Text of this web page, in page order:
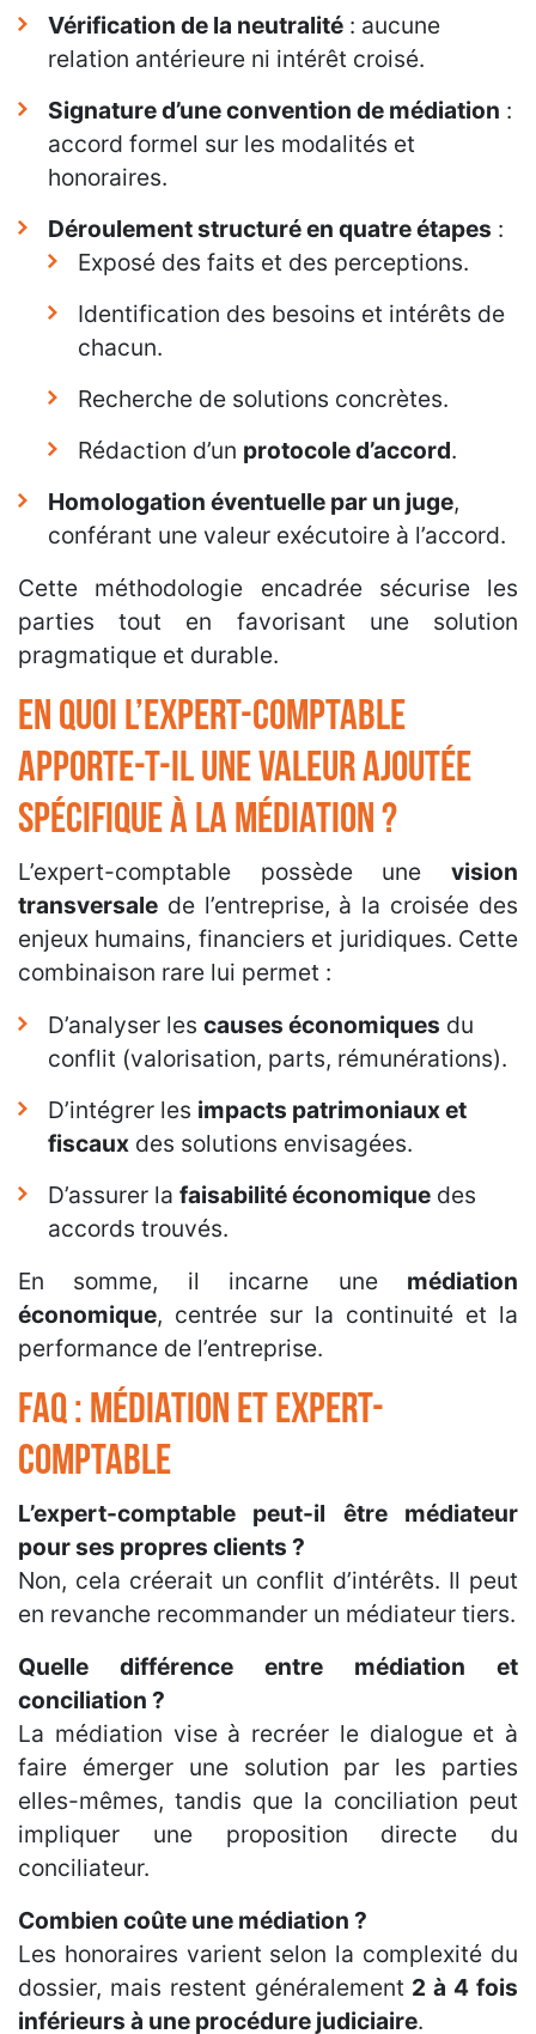
Vérification de la neutralité : aucune
relation antérieure ni intérêt croisé.
Signature d’une convention de médiation :
accord formel sur les modalités et
honoraires.
Déroulement structuré en quatre étapes :
Exposé des faits et des perceptions.
Identification des besoins et intérêts de
chacun.
Recherche de solutions concrètes.
Rédaction d’un protocole d’accord.
Homologation éventuelle par un juge,
conférant une valeur exécutoire à l’accord.
Cette méthodologie encadrée sécurise les
parties tout en favorisant une solution
pragmatique et durable.
En quoi l’expert-comptable
apporte-t-il une valeur ajoutée
spécifique à la médiation ?
L’expert-comptable possède une vision
transversale de l’entreprise, à la croisée des
enjeux humains, financiers et juridiques. Cette
combinaison rare lui permet :
D’analyser les causes économiques du
conflit (valorisation, parts, rémunérations).
D’intégrer les impacts patrimoniaux et
fiscaux des solutions envisagées.
D’assurer la faisabilité économique des
accords trouvés.
En somme, il incarne une médiation
économique, centrée sur la continuité et la
performance de l’entreprise.
FAQ : Médiation et expert-
comptable
L’expert-comptable peut-il être médiateur
pour ses propres clients ?
Non, cela créerait un conflit d’intérêts. Il peut
en revanche recommander un médiateur tiers.
Quelle différence entre médiation et
conciliation ?
La médiation vise à recréer le dialogue et à
faire émerger une solution par les parties
elles-mêmes, tandis que la conciliation peut
impliquer une proposition directe du
conciliateur.
Combien coûte une médiation ?
Les honoraires varient selon la complexité du
dossier, mais restent généralement 2 à 4 fois
inférieurs à une procédure judiciaire.